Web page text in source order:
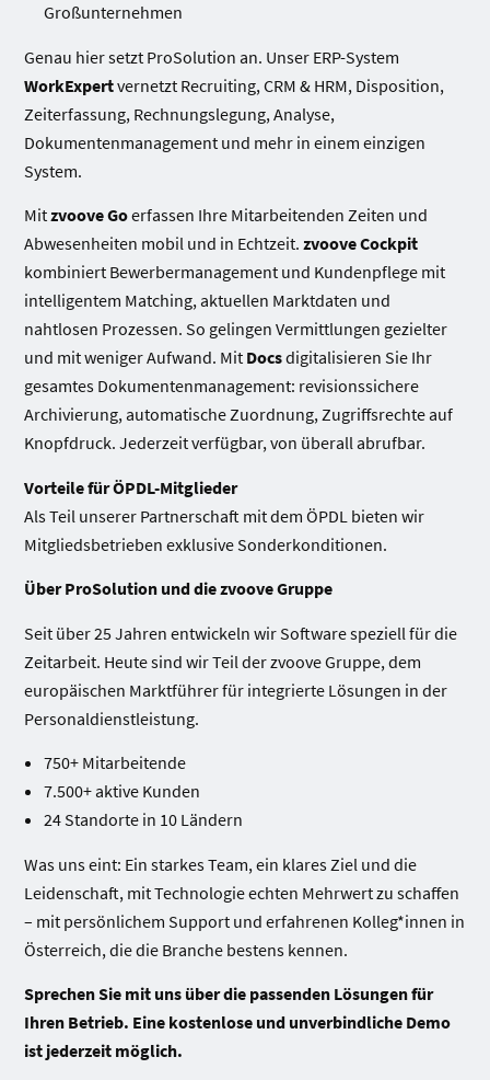
Großunternehmen
Genau hier setzt ProSolution an. Unser ERP-System
WorkExpertvernetzt Recruiting, CRM & HRM, Disposition,
Zeiterfassung, Rechnungslegung, Analyse,
Dokumentenmanagement und mehr in einem einzigen
System.
Mitzvoove Goerfassen Ihre Mitarbeitenden Zeiten und
Abwesenheiten mobil und in Echtzeit. zvoove Cockpit
kombiniert Bewerbermanagement und Kundenpflege mit
intelligentem Matching, aktuellen Marktdaten und
nahtlosen Prozessen. So gelingen Vermittlungen gezielter
und mit weniger Aufwand. Mit Docsdigitalisieren Sie Ihr
gesamtes Dokumentenmanagement: revisionssichere
Archivierung, automatische Zuordnung, Zugriffsrechte auf
Knopfdruck. Jederzeit verfügbar, von überall abrufbar.
Vorteile für ÖPDL-Mitglieder
Als Teil unserer Partnerschaft mit dem ÖPDL bieten wir
Mitgliedsbetrieben exklusive Sonderkonditionen.
Über ProSolution und die zvoove Gruppe
Seit über 25 Jahren entwickeln wir Software speziell für die
Zeitarbeit. Heute sind wir Teil der zvoove Gruppe, dem
europäischen Marktführer für integrierte Lösungen in der
Personaldienstleistung.
750+ Mitarbeitende
7.500+ aktive Kunden
24 Standorte in 10 Ländern
Was uns eint: Ein starkes Team, ein klares Ziel und die
Leidenschaft, mit Technologie echten Mehrwert zu schaffen
– mit persönlichem Support und erfahrenen Kolleg*innen in
Österreich, die die Branche bestens kennen.
Sprechen Sie mit uns über die passenden Lösungen für
Ihren Betrieb. Eine kostenlose und unverbindliche Demo
ist jederzeit möglich.